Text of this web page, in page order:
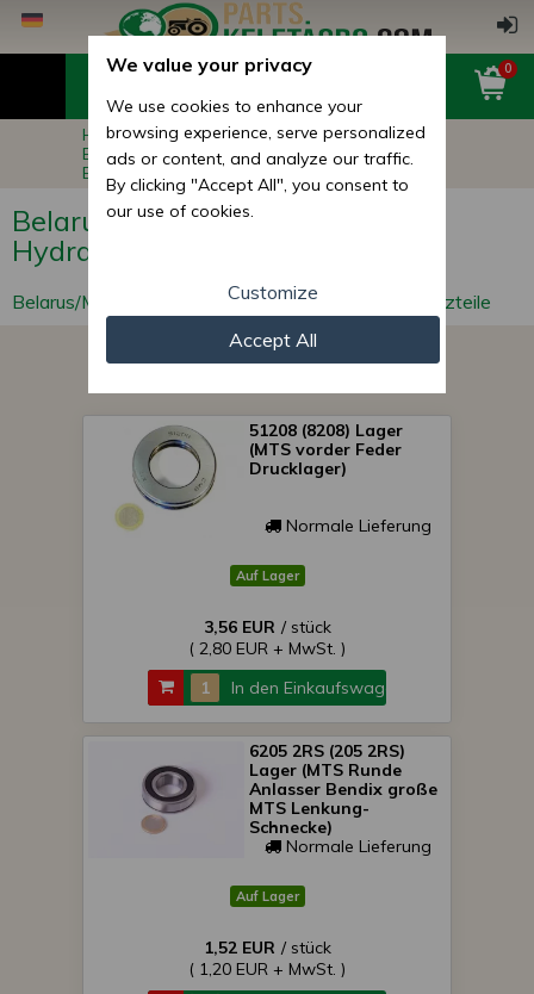
0
Hauptseite
Belarus/MTS Ersatzteile
Belarus/MTS Lenkgetriebe und Hydraulikhilfe
Ersatzteile
Belarus/MTS Lenkgetriebe und
Hydraulikhilfe Ersatzteile
Belarus/MTS Lenkgetriebe und Hydraulikhilfe Ersatzteile
51208 (8208) Lager
(MTS vorder Feder
Drucklager)
Normale Lieferung
Auf Lager
3,56 EUR / stück
( 2,80 EUR + MwSt. )
In den Einkaufswagen
6205 2RS (205 2RS)
Lager (MTS Runde
Anlasser Bendix große
MTS Lenkung-
Schnecke)
Normale Lieferung
Auf Lager
1,52 EUR / stück
( 1,20 EUR + MwSt. )
We value your privacy
We use cookies to enhance your
browsing experience, serve personalized
ads or content, and analyze our traffic.
By clicking "Accept All", you consent to
our use of cookies.
Customize
Accept All